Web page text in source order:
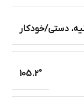
105.2°